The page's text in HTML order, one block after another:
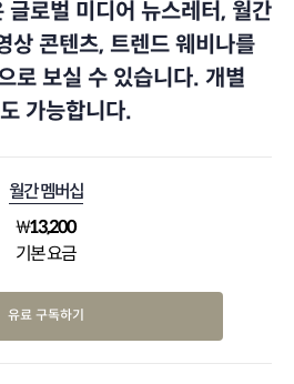
글로벌 미디어 뉴스레터, 월간
상 콘텐츠, 트렌드 웨비나를
로 보실 수 있습니다. 개별
가능합니다.
월간 멤버십
₩13,200
기본 요금
유료 구독하기